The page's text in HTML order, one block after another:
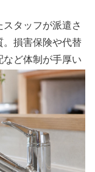
タッフが派遣さ
。損害保険や代替
など体制が手厚い